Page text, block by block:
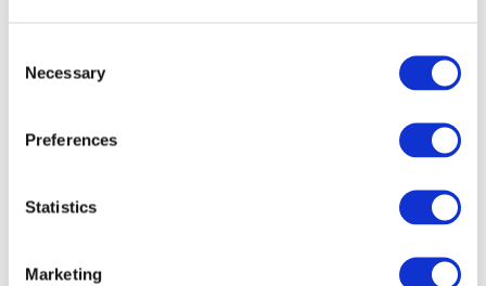
Selection
Necessary
Preferences
Statistics
Marketing
Concerts